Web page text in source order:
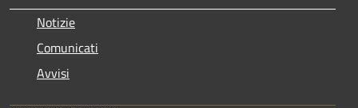
Notizie
Comunicati
Avvisi